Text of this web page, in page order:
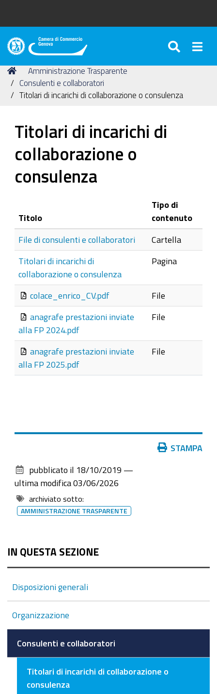
Camera
Commercio
di
Genova
Tu
sei
qui:
Home
Amministrazione Trasparente
Consulenti e collaboratori
Titolari di incarichi di collaborazione o consulenza
Titolari di incarichi di
collaborazione o
consulenza
Titolo
Tipo di
contenuto
File di consulenti e collaboratori Cartella
Titolari di incarichi di
collaborazione o consulenza
Pagina
colace_enrico_CV.pdf File
anagrafe prestazioni inviate
alla FP 2024.pdf
File
anagrafe prestazioni inviate
alla FP 2025.pdf
File
documento
STAMPA
pubblicato il 18/10/2019 —
ultima modifica 03/06/2026
archiviato sotto:
AMMINISTRAZIONE TRASPARENTE
IN QUESTA SEZIONE
Disposizioni generali
Organizzazione
Consulenti e collaboratori
Titolari di incarichi di collaborazione o
consulenza